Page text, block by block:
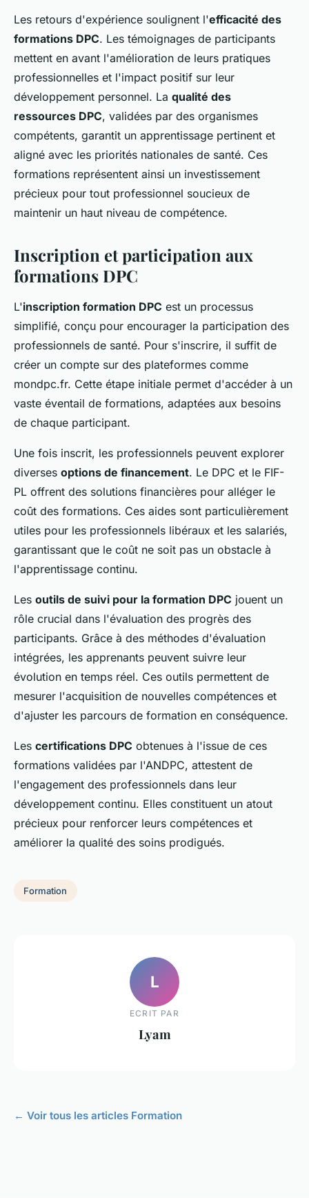
Les retours d'expérience soulignent l'efficacité des
formations DPC. Les témoignages de participants
mettent en avant l'amélioration de leurs pratiques
professionnelles et l'impact positif sur leur
développement personnel. La qualité des
ressources DPC, validées par des organismes
compétents, garantit un apprentissage pertinent et
aligné avec les priorités nationales de santé. Ces
formations représentent ainsi un investissement
précieux pour tout professionnel soucieux de
maintenir un haut niveau de compétence.
Inscription et participation aux
formations DPC
L'inscription formation DPC est un processus
simplifié, conçu pour encourager la participation des
professionnels de santé. Pour s'inscrire, il suffit de
créer un compte sur des plateformes comme
mondpc.fr. Cette étape initiale permet d'accéder à un
vaste éventail de formations, adaptées aux besoins
de chaque participant.
Une fois inscrit, les professionnels peuvent explorer
diverses options de financement. Le DPC et le FIF-
PL offrent des solutions financières pour alléger le
coût des formations. Ces aides sont particulièrement
utiles pour les professionnels libéraux et les salariés,
garantissant que le coût ne soit pas un obstacle à
l'apprentissage continu.
Les outils de suivi pour la formation DPC jouent un
rôle crucial dans l'évaluation des progrès des
participants. Grâce à des méthodes d'évaluation
intégrées, les apprenants peuvent suivre leur
évolution en temps réel. Ces outils permettent de
mesurer l'acquisition de nouvelles compétences et
d'ajuster les parcours de formation en conséquence.
Les certifications DPC obtenues à l'issue de ces
formations validées par l'ANDPC, attestent de
l'engagement des professionnels dans leur
développement continu. Elles constituent un atout
précieux pour renforcer leurs compétences et
améliorer la qualité des soins prodigués.
Formation
L
ECRIT PAR
Lyam
← Voir tous les articles Formation